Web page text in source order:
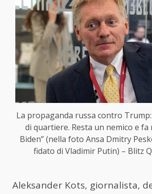
La propaganda russa contro
di quartiere. Resta un nemico e
Biden” (nella foto Ansa Dmitry
fidato di Vladimir Putin) – Blitz
Aleksander Kots, giornalista,